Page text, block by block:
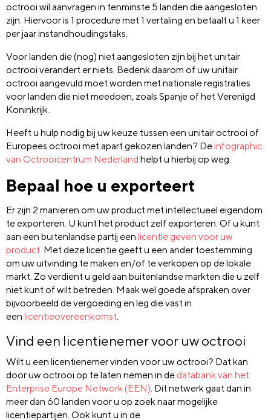
octrooi wil aanvragen in tenminste 5 landen die aangesloten
zijn. Hiervoor is 1 procedure met 1 vertaling en betaalt u 1 keer
per jaar instandhoudingstaks.
Voor landen die (nog) niet aangesloten zijn bij het unitair
octrooi verandert er niets. Bedenk daarom of uw unitair
octrooi aangevuld moet worden met nationale registraties
voor landen die niet meedoen, zoals Spanje of het Verenigd
Koninkrijk.
Heeft u hulp nodig bij uw keuze tussen een unitair octrooi of
Europees octrooi met apart gekozen landen? Deinfographic
van Octrooicentrum Nederland helpt u hierbij op weg.
Bepaal hoe u exporteert
Er zijn 2 manieren om uw product met intellectueel eigendom
te exporteren. U kunt het product zelf exporteren. Of u kunt
aan een buitenlandse partij een licentie geven voor uw
product . Met deze licentie geeft u een ander toestemming
om uw uitvinding te maken en/of te verkopen op de lokale
markt. Zo verdient u geld aan buitenlandse markten die u zelf
niet kunt of wilt betreden. Maak wel goede afspraken over
bijvoorbeeld de vergoeding en leg die vast in
een licentieovereenkomst
Vind een licentienemer voor uw octrooi
Wilt u een licentienemer vinden voor uw octrooi? Dat kan
door uw octrooi op te laten nemen in de databank van het
Enterprise Europe Network (EEN) . Dit netwerk gaat dan in
meer dan 60 landen voor u op zoek naar mogelijke
licentiepartijen. Ook kunt u in de